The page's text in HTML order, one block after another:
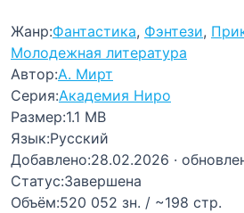
Жанр:Фантастика, Фэнтези,
Молодежная литература
Автор:А. Мирт
Серия:Академия Ниро
Размер:1.1 MB
Язык:Русский
Добавлено:28.02.2026 ·
Статус:Завершена
Объём:520 052 зн. / ~198 стр.